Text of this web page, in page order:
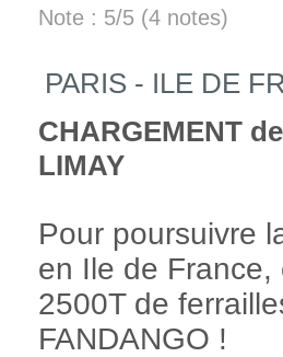
Note : 5/5 (4 notes)
PARIS - ILE DE
CHARGEMENT
LIMAY
Pour poursuivre
en Ile de
2500T de
FANDANGO !